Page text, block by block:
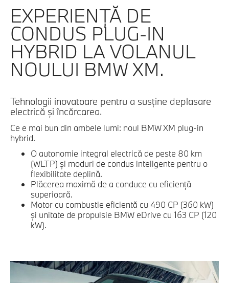
EXPERIENŢĂ DE
CONDUS PLUG-IN
HYBRID LA VOLANUL
NOULUI BMW XM.
Tehnologii inovatoare pentru a susţine deplasare
electrică şi încărcarea.
Ce e mai bun din ambele lumi: noul BMW XM plug-in
hybrid.
O autonomie integral electrică de peste 80 km
(WLTP) şi moduri de condus inteligente pentru o
flexibilitate deplină.
Plăcerea maximă de a conduce cu eficienţă
superioară.
Motor cu combustie eficientă cu 490 CP (360 kW)
şi unitate de propulsie BMW eDrive cu 163 CP (120
kW).